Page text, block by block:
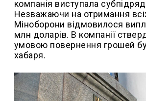
компанія виступала
Незважаючи на отримання
Міноборони відмовилося
млн доларів. В компанії
умовою повернення грошей
хабаря.